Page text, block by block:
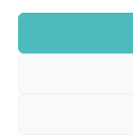
reservados